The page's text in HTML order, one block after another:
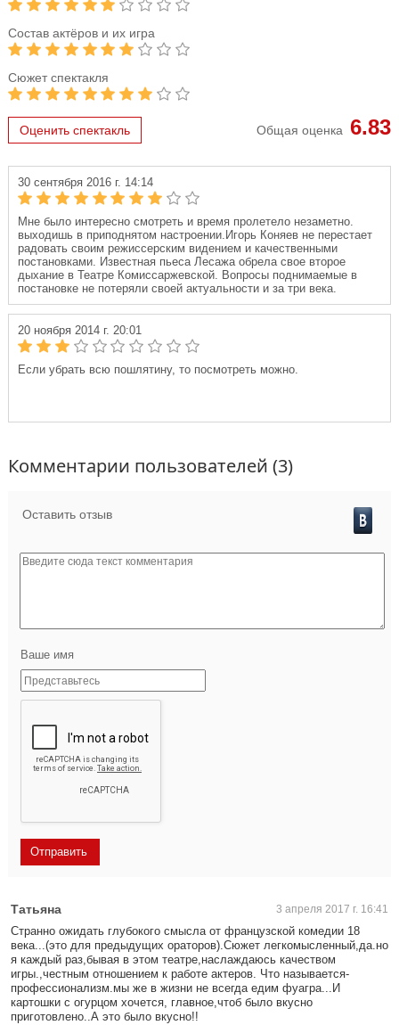
Состав актёров и их игра
Сюжет спектакля
Оценить спектакль Общая оценка 6.83
30 сентября 2016 г. 14:14
Мне было интересно смотреть и время пролетело незаметно.
выходишь в приподнятом настроении.Игорь Коняев не перестает
радовать своим режиссерским видением и качественными
постановками. Известная пьеса Лесажа обрела свое второе
дыхание в Театре Комиссаржевской. Вопросы поднимаемые в
постановке не потеряли своей актуальности и за три века.
20 ноября 2014 г. 20:01
Если убрать всю пошлятину, то посмотреть можно.
Комментарии пользователей (3)
Оставить отзыв
Ваше имя
Татьяна 3 апреля 2017 г. 16:41
Странно ожидать глубокого смысла от французской комедии 18
века...(это для предыдущих ораторов).Сюжет легкомысленный,да.но
я каждый раз,бывая в этом театре,наслаждаюсь качеством
игры.,честным отношением к работе актеров. Что называется-
профессионализм.мы же в жизни не всегда едим фуагра...И
картошки с огурцом хочется, главное,чтоб было вкусно
приготовлено..А это было вкусно!!